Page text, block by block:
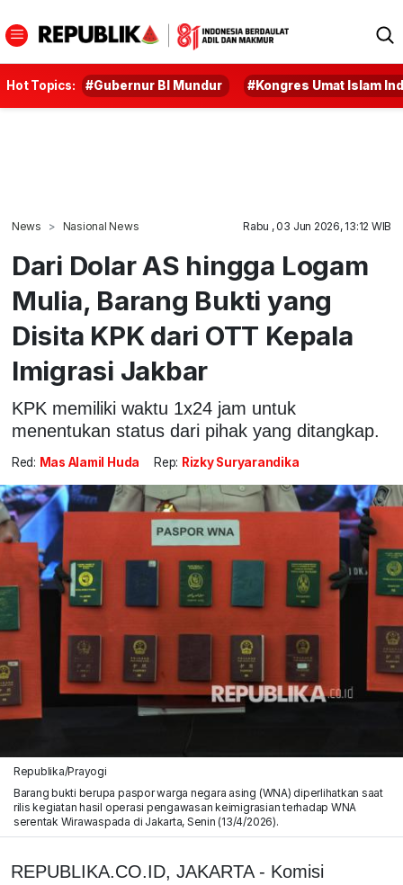
Hot Topics: #Gubernur BI Mundur #Kongres Umat Islam
News Nasional News Rabu , 03 Jun 2026, 13:12 WIB
Dari Dolar AS hingga Logam
Mulia, Barang Bukti yang
Disita KPK dari OTT Kepala
Imigrasi Jakbar
KPK memiliki waktu 1x24 jam untuk
menentukan status dari pihak yang ditangkap.
Red: Mas Alamil Huda Rep: Rizky Suryarandika
Republika/Prayogi
Barang bukti berupa paspor warga negara asing (WNA) diperlihatkan saat
rilis kegiatan hasil operasi pengawasan keimigrasian terhadap WNA
serentak Wirawaspada di Jakarta, Senin (13/4/2026).
REPUBLIKA.CO.ID, JAKARTA - Komisi